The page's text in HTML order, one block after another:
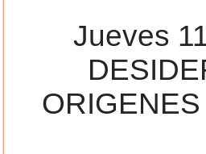
Jueves